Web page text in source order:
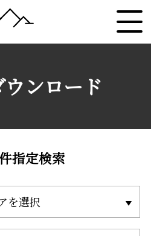
ウンロード
指定検索
を選択